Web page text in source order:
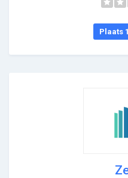
Plaats